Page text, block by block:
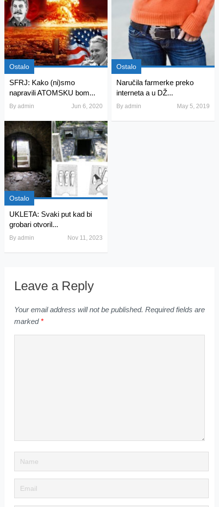
Ostalo
SFRJ: Kako (ni)smo
napravili ATOMSKU bom...
By admin Jun 6, 2020
Ostalo
Naručila farmerke preko
interneta a u DŽ...
Byadmin May 5, 2019
Ostalo
UKLETA: Svaki put kad bi
grobari otvoril...
By admin Nov 11, 2023
Leave a Reply
Your email address will not be published. Required fields are
marked *